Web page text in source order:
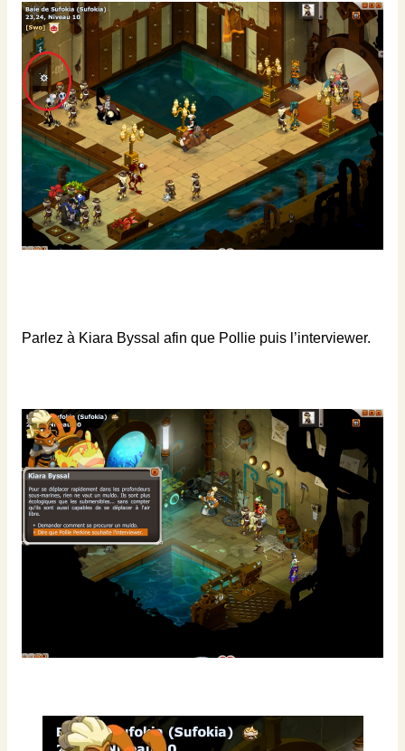
Parlez à Kiara Byssal afin que Pollie puis l’interviewer.